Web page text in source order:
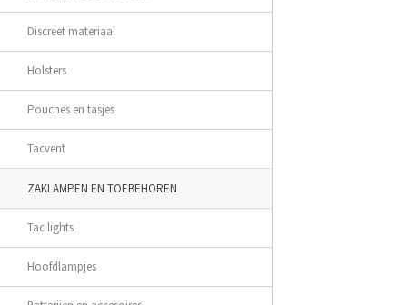
Discreet materiaal
Holsters
Pouches en tasjes
Tacvent
ZAKLAMPEN EN TOEBEHOREN
Tac lights
Hoofdlampjes